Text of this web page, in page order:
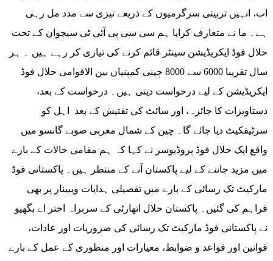
اب، انہیں تربیتی سرگرمیوں کے ذریعے تیزی سے مدد مل رہی
ہے۔ ما نے متعارف کرایا ہم سی سی پی آئی ٹی سیچوان کے تحت
حلال فوڈ ایکریڈیشن سینٹر قائم کرنے کی تیاری کر رہے ہیں ۔ ہر
سال تقریبا 6000 سے 8000 چینی کمپنیاں بین الاقوامی حلال فوڈ
ایکریڈیشن کے لیے درخواست دیتی ہیں۔ درخواست کے بعد،
دستاویزات کا جائزہ، اور سائٹ کی تفتیش کے بعد اہل کو
سرٹیفکیٹ دیا جائے گا۔ چین کے شمال مغربی صوبے گانسو میں
واقع ایک حلال فوڈ پروڈیوسر نے کہا کہ ہم مقامی حالات کے بارے
میں مزید جاننے کے لیے پاکستان آنے کے منتظر ہیں۔ پاکستانی فوڈ
مارکیٹ تک رسائی کے بارے میں تفصیلی ہدایات ویبینار پر بھی
فراہم کی گئیں۔ پاکستان حلال اتھارٹی کے سربراہ اختر اے بگھیو
نے پاکستانی فوڈ مارکیٹ تک رسائی کی ضروریات اور عادات،
قوانین اور قواعد و ضوابط، معیارات اور منظوری کے عمل کے بارے